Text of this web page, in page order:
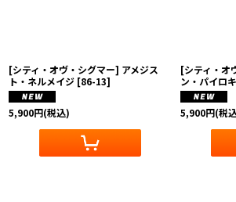
[シティ・オヴ・シグマー] アメジス
ト・ネルメイジ [86-13]
5,900円(税込)
[シティ・オ
ン・パイロ
5,900円(税